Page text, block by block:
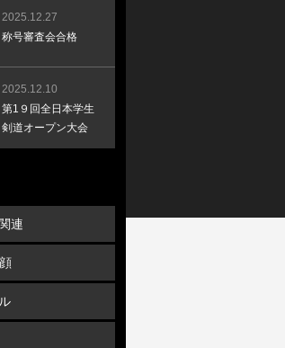
2025.12.27
称号審査会合格
2025.12.10
第1９回全日本学生
剣道オープン大会
連